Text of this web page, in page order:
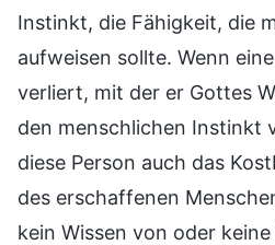
Instinkt, die Fähigkeit, die
aufweisen sollte. Wenn
verliert, mit der er Gottes
den menschlichen Instinkt
diese Person auch das
des erschaffenen
kein Wissen von oder